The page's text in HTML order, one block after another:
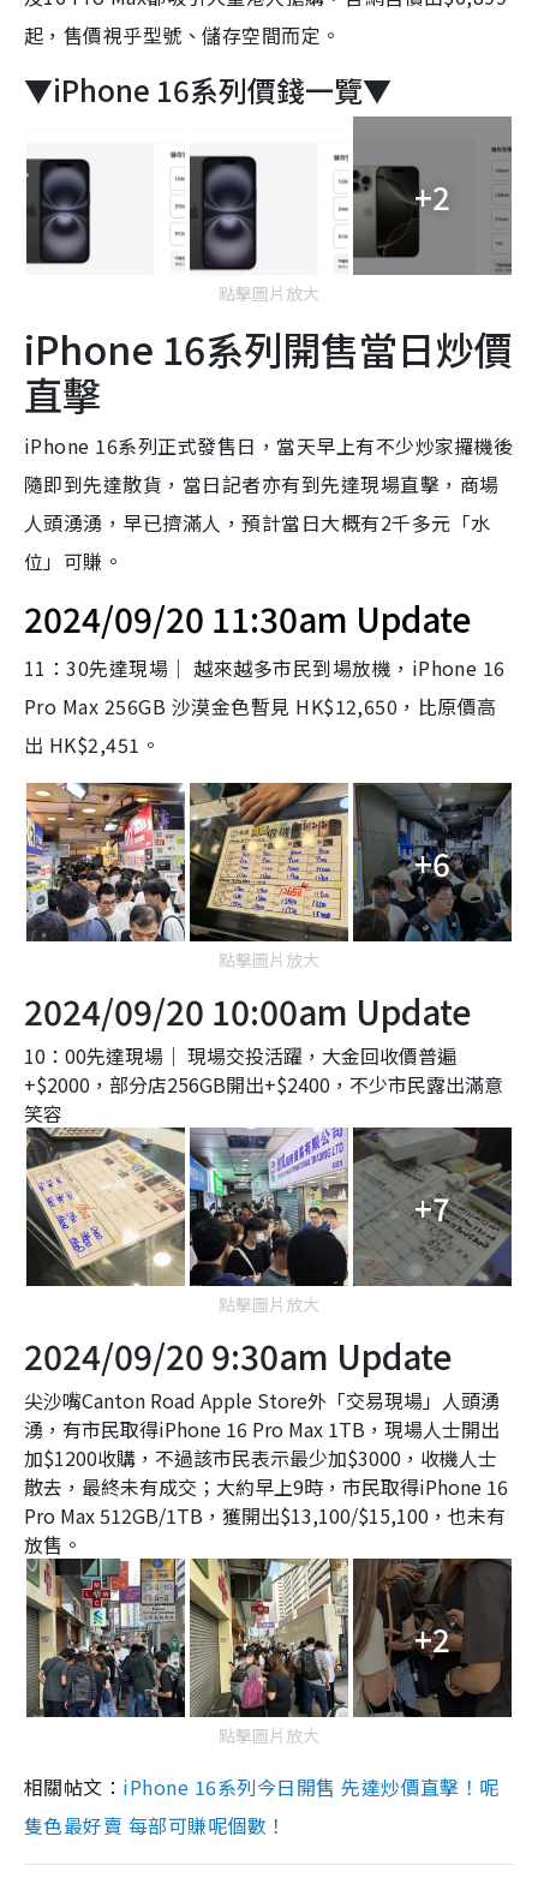
起，售價視乎型號、儲存空間而定。
▼iPhone 16系列價錢一覽▼
+2
點擊圖片放大
iPhone 16系列開售當日炒價
直擊
iPhone 16系列正式發售日，當天早上有不少炒家攞機後
隨即到先達散貨，當日記者亦有到先達現場直擊，商場
人頭湧湧，早已擠滿人，預計當日大概有2千多元「水
位」可賺。
2024/09/20 11:30am Update
11：30先達現場｜ 越來越多市民到場放機，iPhone 16
Pro Max 256GB 沙漠金色暫見 HK$12,650，比原價高
出 HK$2,451。
+6
點擊圖片放大
2024/09/20 10:00am Update
10：00先達現場｜ 現場交投活躍，大金回收價普遍
+$2000，部分店256GB開出+$2400，不少市民露出滿意
笑容
+7
點擊圖片放大
2024/09/20 9:30am Update
尖沙嘴Canton Road Apple Store外「交易現場」人頭湧
湧，有市民取得iPhone 16 Pro Max 1TB，現場人士開出
加$1200收購，不過該市民表示最少加$3000，收機人士
散去，最終未有成交；大約早上9時，市民取得iPhone 16
Pro Max 512GB/1TB，獲開出$13,100/$15,100，也未有
放售。
+2
點擊圖片放大
相關帖文： iPhone 16系列今日開售 先達炒價直擊！呢
隻色最好賣 每部可賺呢個數！